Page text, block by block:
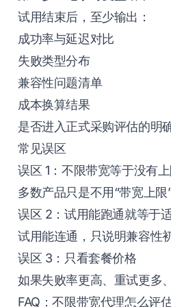
试用结束后，至少输出：
成功率与延迟对比
失败类型分布
兼容性问题清单
成本换算结果
是否进入正式采购评估的明
常见误区
误区 1：不限带宽等于没有
多数产品只是不用“带宽上
误区 2：试用能跑通就等于
试用能连通，只说明兼容性
误区 3：只看套餐价格
如果失败率更高、重试更多
FAQ：不限带宽代理怎么评